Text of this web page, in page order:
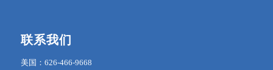
联系我们
美国：626-466-9668